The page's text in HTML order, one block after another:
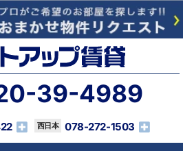
39-4989
078-272-1503